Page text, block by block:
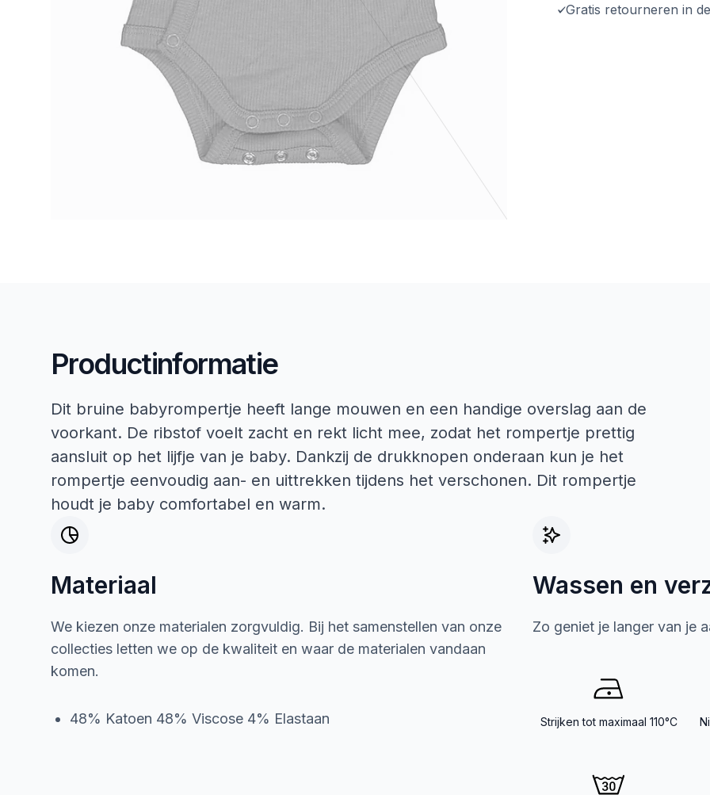
Gratis retourneren in
Productinformatie
Dit bruine babyrompertje heeft lange mouwen en een handige overslag aan de
voorkant. De ribstof voelt zacht en rekt licht mee, zodat het rompertje prettig
aansluit op het lijfje van je baby. Dankzij de drukknopen onderaan kun je het
rompertje eenvoudig aan- en uittrekken tijdens het verschonen. Dit rompertje
houdt je baby comfortabel en warm.
Materiaal
We kiezen onze materialen zorgvuldig. Bij het samenstellen van onze
collecties letten we op de kwaliteit en waar de materialen vandaan
komen.
48% Katoen 48% Viscose 4% Elastaan
Wassen en
Zo geniet je langer van je
Strijken tot maximaal 110°C